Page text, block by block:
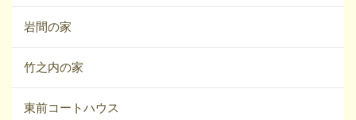
岩間の家
竹之内の家
東前コートハウス